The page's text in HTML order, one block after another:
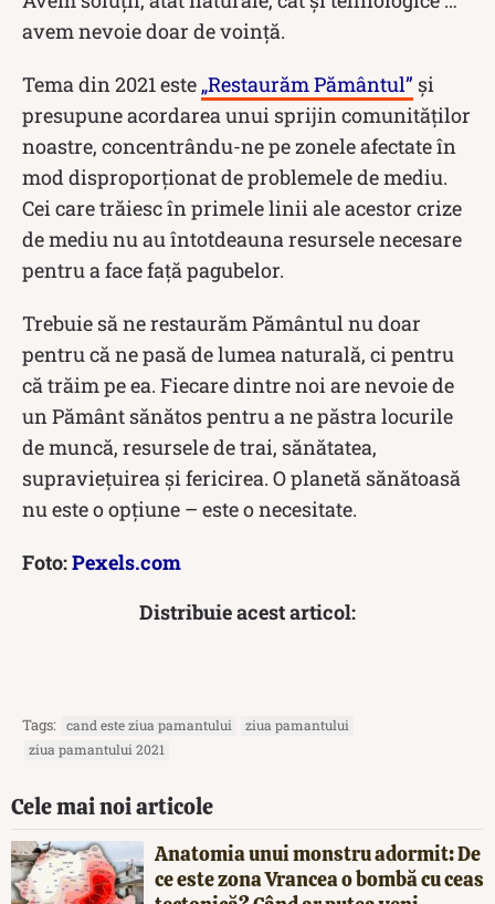
avem nevoie doar de voință.
Tema din 2021 este „Restaurăm Pământul” și
presupune acordarea unui sprijin comunităților
noastre, concentrându-ne pe zonele afectate în
mod disproporționat de problemele de mediu.
Cei care trăiesc în primele linii ale acestor crize
de mediu nu au întotdeauna resursele necesare
pentru a face față pagubelor.
Trebuie să ne restaurăm Pământul nu doar
pentru că ne pasă de lumea naturală, ci pentru
că trăim pe ea. Fiecare dintre noi are nevoie de
un Pământ sănătos pentru a ne păstra locurile
de muncă, resursele de trai, sănătatea,
supraviețuirea și fericirea. O planetă sănătoasă
nu este o opțiune – este o necesitate.
Foto:Pexels.com
Distribuie acest articol:
Tags: cand este ziua pamantului
ziua pamantului
ziua pamantului 2021
Cele mai noi articole
Anatomia unui monstru adormit: De
ce este zona Vrancea o bombă cu ceas